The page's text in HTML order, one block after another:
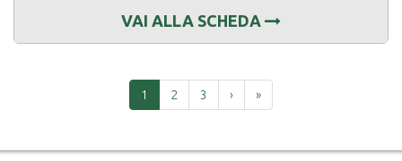
VAI ALLA SCHEDA
1 2 3 Successiva
› Ultima
»